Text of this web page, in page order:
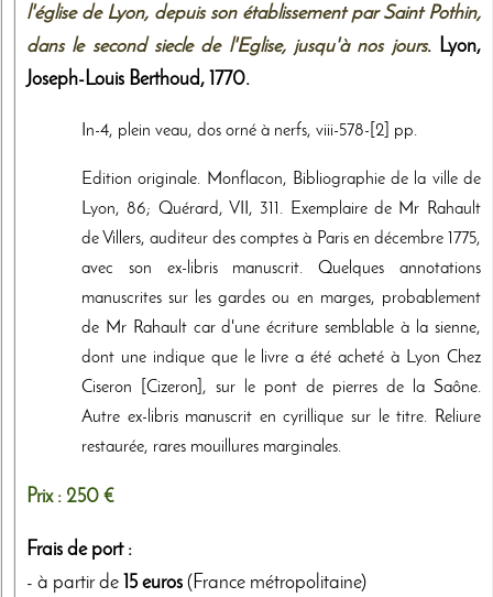
l'église de Lyon, depuis son établissement par Saint Pothin,
dans le second siecle de l'Eglise, jusqu'à nos jours. Lyon,
Joseph-Louis Berthoud, 1770.
In-4, plein veau, dos orné à nerfs, viii-578-[2] pp.
Edition originale. Monflacon, Bibliographie de la ville de
Lyon, 86; Quérard, VII, 311. Exemplaire de Mr Rahault
de Villers, auditeur des comptes à Paris en décembre 1775,
avec son ex-libris manuscrit. Quelques annotations
manuscrites sur les gardes ou en marges, probablement
de Mr Rahault car d'une écriture semblable à la sienne,
dont une indique que le livre a été acheté à Lyon Chez
Ciseron [Cizeron], sur le pont de pierres de la Saône.
Autre ex-libris manuscrit en cyrillique sur le titre. Reliure
restaurée, rares mouillures marginales.
Prix : 250 €
Frais de port :
- à partir de 15 euros (France métropolitaine)